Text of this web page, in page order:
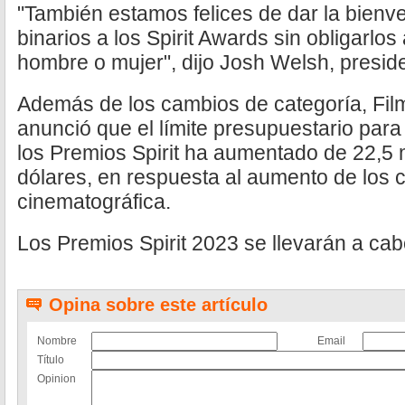
"También estamos felices de dar la
binarios a los Spirit Awards sin
hombre o mujer", dijo Josh Welsh,
Además de los cambios de categoría,
anunció que el límite presupuestario
los Premios Spirit ha aumentado de 22,5
dólares, en respuesta al aumento de los
cinematográfica.
Los Premios Spirit 2023 se llevarán a
Opina sobre este artículo
Nombre
Email
Título
Opinion